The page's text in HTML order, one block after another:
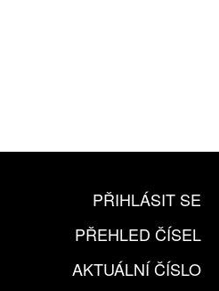
PŘIHLÁSIT SE
PŘEHLED ČÍSEL
AKTUÁLNÍ ČÍSLO